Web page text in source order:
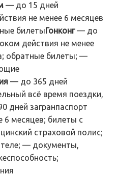
— до 15 дней
не менее 6 месяцев
билеты Гонконг— до
действия не менее
обратные билеты; —
— до 365 дней
всё время поездки,
дней загранпаспорт
6 месяцев; билеты с
страховой полис;
— документы,